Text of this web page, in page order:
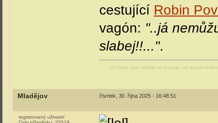
cestující Robin
vagón: "..já
slabej!!...".
Do Prahy jsem nepřijel na mopedu, ale
Mladějov čtvrtek, 30. října 2025 - 16:48:51
registrovaný uživatel